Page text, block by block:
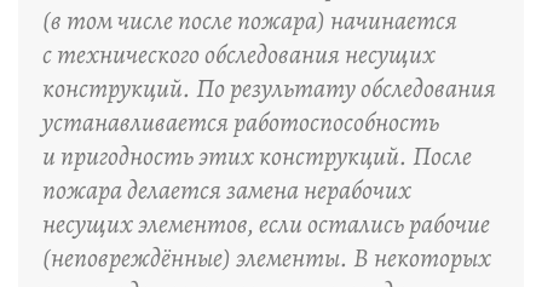
(в том числе после пожара) начинается
с технического обследования несущих
конструкций. По результату обследования
устанавливается работоспособность
и пригодность этих конструкций. После
пожара делается замена нерабочих
несущих элементов, если остались рабочие
(неповреждённые) элементы. В некоторых